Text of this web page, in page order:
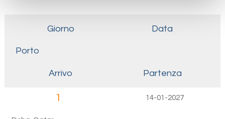
Giorno Data
Porto
Arrivo Partenza
1 14-01-2027